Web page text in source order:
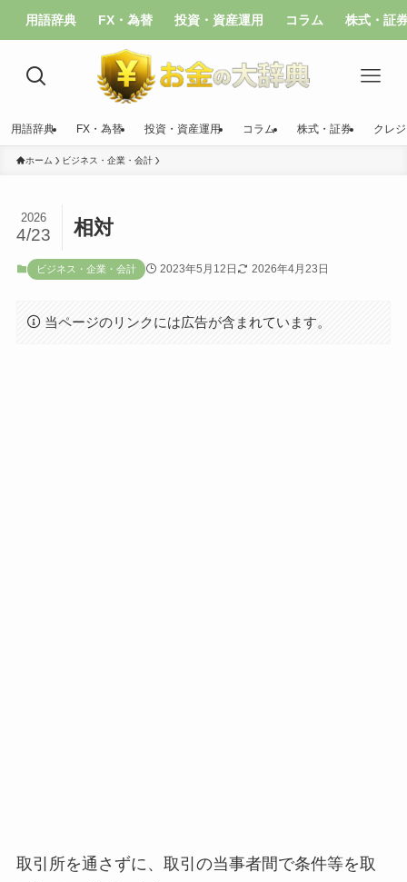
用語辞典 FX・為替 投資・資産運用 コラム 株式・証
用語辞典 FX・為替 投資・資産運用 コラム 株式・証券 クレ
ホーム ビジネス・企業・会計
相対
2026
4/23
ビジネス・企業・会計 2023年5月12日 2026年4月23日
当ページのリンクには広告が含まれています。
取引所を通さずに、取引の当事者間で条件等を取